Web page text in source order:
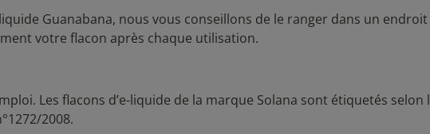
Guanabana, nous vous conseillons de le ranger dans un endroit
votre flacon après chaque utilisation.
Les flacons d’e-liquide de la marque Solana sont étiquetés selon
2008.